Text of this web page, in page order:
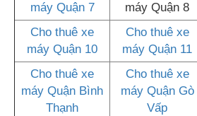
máy Quận 7
máy Quận 8
Cho thuê xe
máy Quận 10
Cho thuê xe
máy Quận 11
Cho thuê xe
máy Quận Bình
Thạnh
Cho thuê xe
máy Quận Gò
Vấp